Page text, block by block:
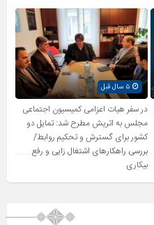
۵ سال قبل
در سفر هیات اعزامی کمیسیون اجتماعی
مجلس به اتریش مطرح شد: تمایل دو
کشور برای گسترش و تحکیم روابط/
بررسی راهکارهای اشتغال زایی و رفع
بیکاری